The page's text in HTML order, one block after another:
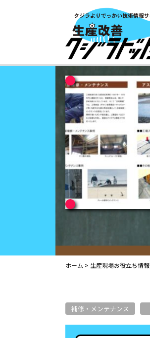
ホーム > 生産現場お役立ち情報
補修・メンテナンス